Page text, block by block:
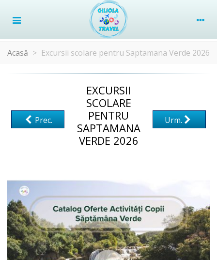
Acasă > Excursii scolare pentru Saptamana Verde 2026
Prec.
EXCURSII
SCOLARE
PENTRU
SAPTAMANA
VERDE 2026
Urm.